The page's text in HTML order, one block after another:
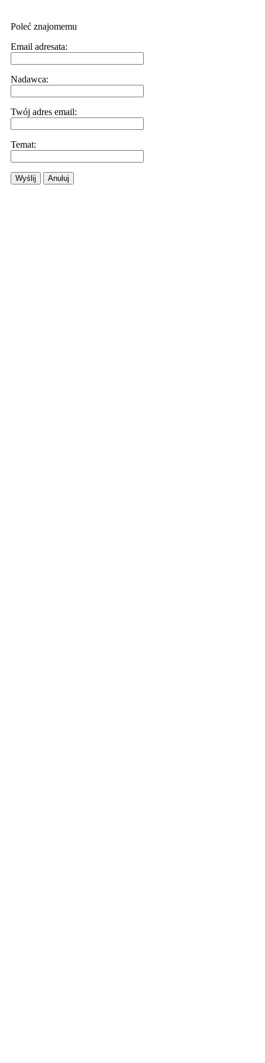
Poleć znajomemu
Email adresata:
Nadawca:
Twój adres email:
Temat:
Wyślij Anuluj